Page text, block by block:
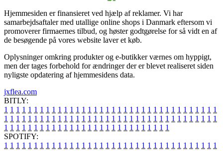
Hjemmesiden er finansieret ved hjælp af reklamer. Vi har
samarbejdsaftaler med utallige online shops i Danmark eftersom vi
promoverer firmaernes tilbud, og høster godtgørelse for så vidt en af
de besøgende på vores website laver et køb.
Oplysninger omkring produkter og e-butikker værnes om hyppigt,
men der tages forbehold for ændringer der er blevet realiseret siden
nyligste opdatering af hjemmesidens data.
jxflea.com
BITLY:
1 1 1 1 1 1 1 1 1 1 1 1 1 1 1 1 1 1 1 1 1 1 1 1 1 1 1 1 1 1 1 1 1 1 1 1
1 1 1 1 1 1 1 1 1 1 1 1 1 1 1 1 1 1 1 1 1 1 1 1 1 1 1 1 1 1 1 1 1 1 1 1
1 1 1 1 1 1 1 1 1 1 1 1 1 1 1 1 1 1 1 1 1 1 1 1 1 1 1 1
SPOTIFY:
1 1 1 1 1 1 1 1 1 1 1 1 1 1 1 1 1 1 1 1 1 1 1 1 1 1 1 1 1 1 1 1 1 1 1 1